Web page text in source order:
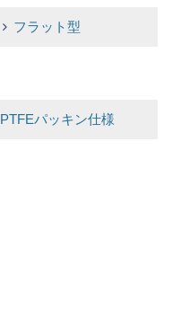
フラット型
PTFEパッキン仕様